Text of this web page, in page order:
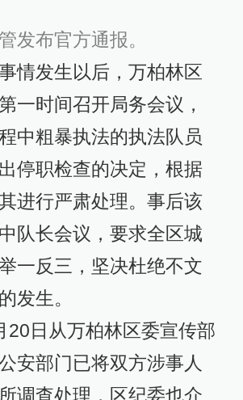
发布官方通报。
情发生以后，万柏林区
一时间召开局务会议，
中粗暴执法的执法队员
停职检查的决定，根据
进行严肃处理。事后该
队长会议，要求全区城
一反三，坚决杜绝不文
发生。
20日从万柏林区委宣传部
安部门已将双方涉事人
调查处理，区纪委也介